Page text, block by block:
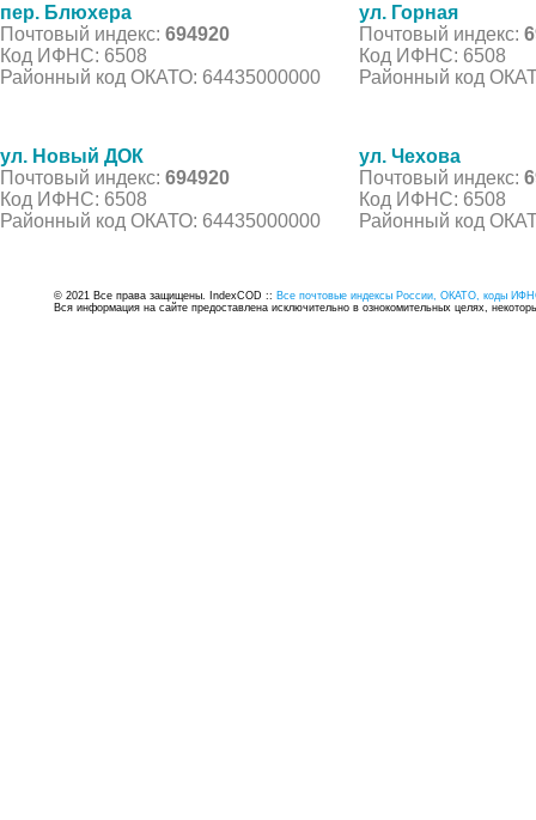
пер. Блюхера
Почтовый индекс: 694920
Код ИФНС: 6508
Районный код ОКАТО: 64435000000
ул. Горная
Почтовый индекс:
Код ИФНС: 6508
Районный код
ул. Новый ДОК
Почтовый индекс: 694920
Код ИФНС: 6508
Районный код ОКАТО: 64435000000
ул. Чехова
Почтовый индекс:
Код ИФНС: 6508
Районный код
© 2021 Все права защищены. IndexCOD :: Все почтовые индексы России, ОКАТО, коды
Вся информация на сайте предоставлена исключительно в ознокомительных целях,